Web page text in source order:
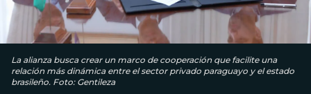
La alianza busca crear un marco de cooperación que facilite una
relación más dinámica entre el sector privado paraguayo y el estado
brasileño. Foto: Gentileza